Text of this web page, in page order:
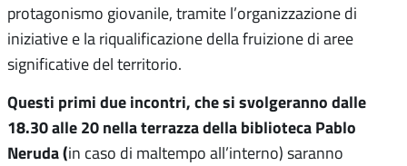
protagonismo giovanile, tramite l’organizzazione di
iniziative e la riqualificazione della fruizione di aree
significative del territorio.
Questi primi due incontri, che si svolgeranno dalle
18.30 alle 20 nella terrazza della biblioteca Pablo
Neruda (in caso di maltempo all’interno) saranno